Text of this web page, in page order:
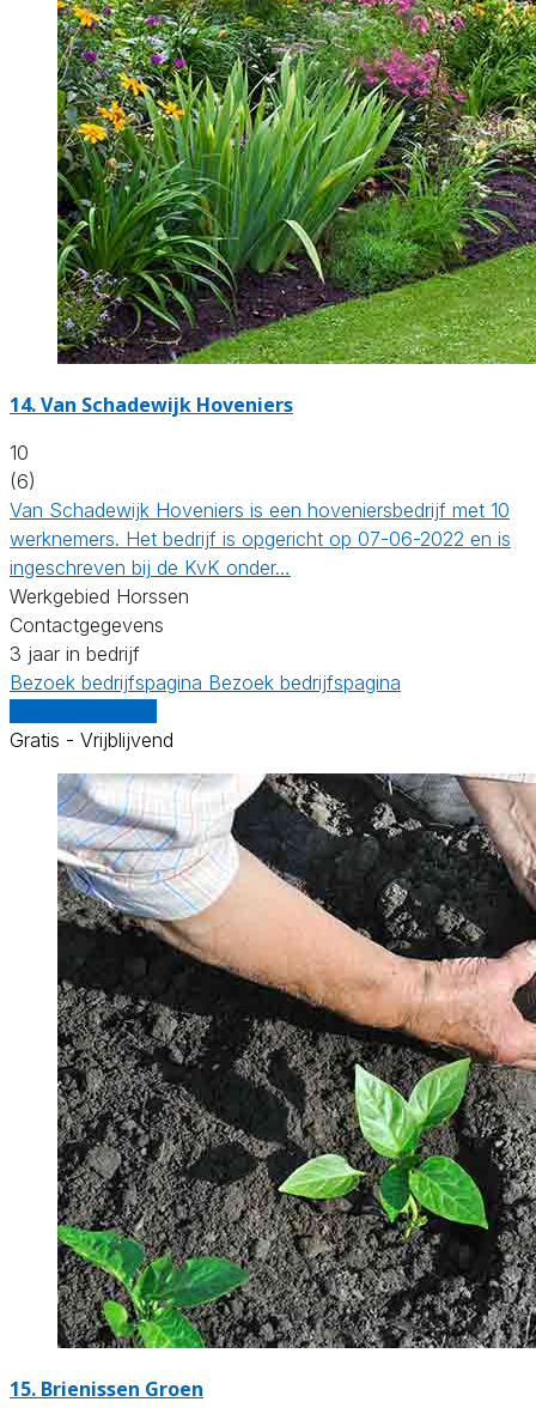
14.Van Schadewijk Hoveniers
10
(6)
Van Schadewijk Hoveniers is een hoveniersbedrijf met 10
werknemers. Het bedrijf is opgericht op 07-06-2022 en is
ingeschreven bij de KvK onder…
Werkgebied Horssen
Contactgegevens
3 jaar in bedrijf
Bezoek bedrijfspagina Bezoek bedrijfspagina
Gratis - Vrijblijvend
15. Brienissen Groen